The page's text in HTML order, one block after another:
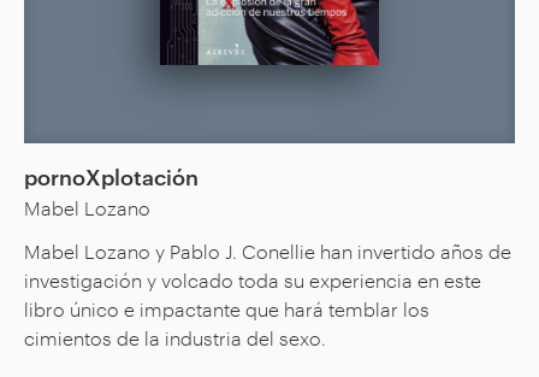
pornoXplotación
Mabel Lozano
Mabel Lozano y Pablo J. Conellie han invertido años de
investigación y volcado toda su experiencia en este
libro único e impactante que hará temblar los
cimientos de la industria del sexo.